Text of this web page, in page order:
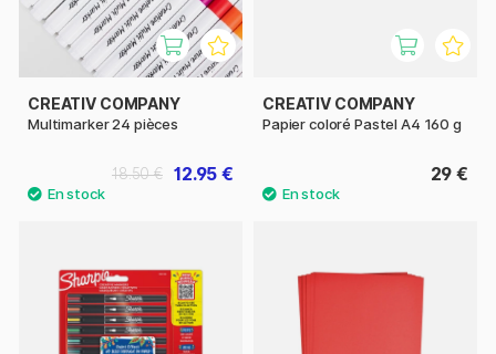
CREATIV COMPANY
Multimarker 24 pièces
12.95 €
18.50 €
CREATIV COMPANY
Papier coloré Pastel A4 160 g
29 €